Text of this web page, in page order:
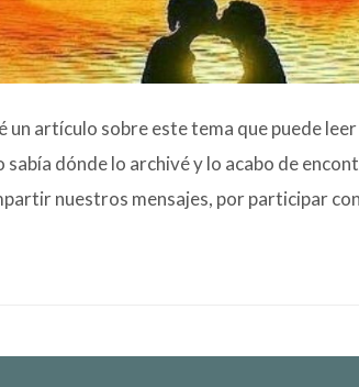
un artículo sobre este tema que puede
dónde lo archivé y lo acabo de
nuestros mensajes, por participar